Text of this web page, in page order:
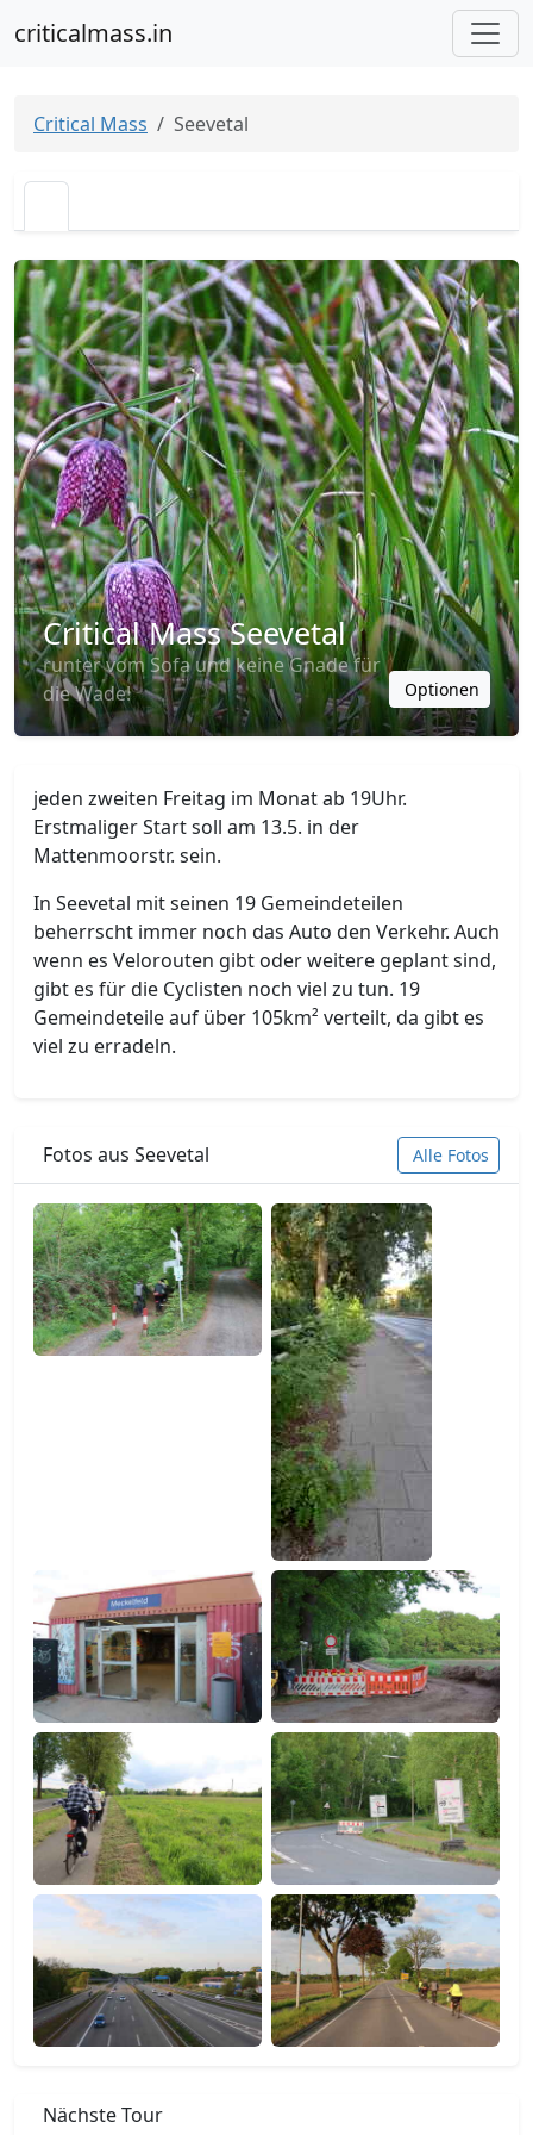
criticalmass.in
Critical Mass Seevetal
Critical Mass Seevetal
runter vom Sofa und keine Gnade für
die Wade!
Optionen
jeden zweiten Freitag im Monat ab 19Uhr.
Erstmaliger Start soll am 13.5. in der
Mattenmoorstr. sein.
In Seevetal mit seinen 19 Gemeindeteilen
beherrscht immer noch das Auto den Verkehr. Auch
wenn es Velorouten gibt oder weitere geplant sind,
gibt es für die Cyclisten noch viel zu tun. 19
Gemeindeteile auf über 105km² verteilt, da gibt es
viel zu erradeln.
Fotos aus Seevetal Alle Fotos
Nächste Tour